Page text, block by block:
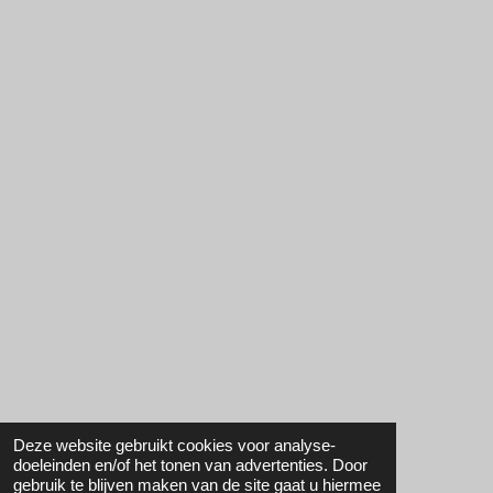
Deze website gebruikt cookies voor analyse-
doeleinden en/of het tonen van advertenties. Door
gebruik te blijven maken van de site gaat u hiermee